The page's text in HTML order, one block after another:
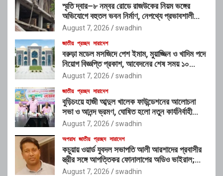
স্মৃতি দ্বার–৮ নম্বর রোডে রাজউকের নিয়ম ভঙ্গের
অভিযোগে বহুতল ভবন নির্মাণ, নেপথ্যে প্রভাবশালী
চক্রের যোগসাজশের প্রশ্ন
August 7, 2026 swadhin
জাতীয় প্রচ্ছদ সারাদেশ
বরুড়া মডেল মসজিদে পেশ ইমাম, মুয়াজ্জিন ও খাদিম পদে
নিয়োগ বিজ্ঞপ্তি প্রকাশ, আবেদনের শেষ সময় ১০
আগস্ট
August 7, 2026 swadhin
জাতীয় প্রচ্ছদ সারাদেশ
বুড়িচংয়ে হাজী আব্দুল খালেক ফাউন্ডেশনের আলোচনা
সভা ও আনন্দ ভ্রমণ, ঘোষিত হলো নতুন কার্যনির্বাহী
কমিটি
August 7, 2026 swadhin
অপরাধ জাতীয় প্রচ্ছদ সারাদেশ
কচুয়ায় ওয়ার্ড যুবদল সভাপতি আলী আরশাদের প্রবাসীর
স্ত্রীর সঙ্গে আপত্তিকর ফোনালাপের অডিও ভাইরাল;
শাস্তির দাবি এলাকাবাসীর
August 7, 2026 swadhin